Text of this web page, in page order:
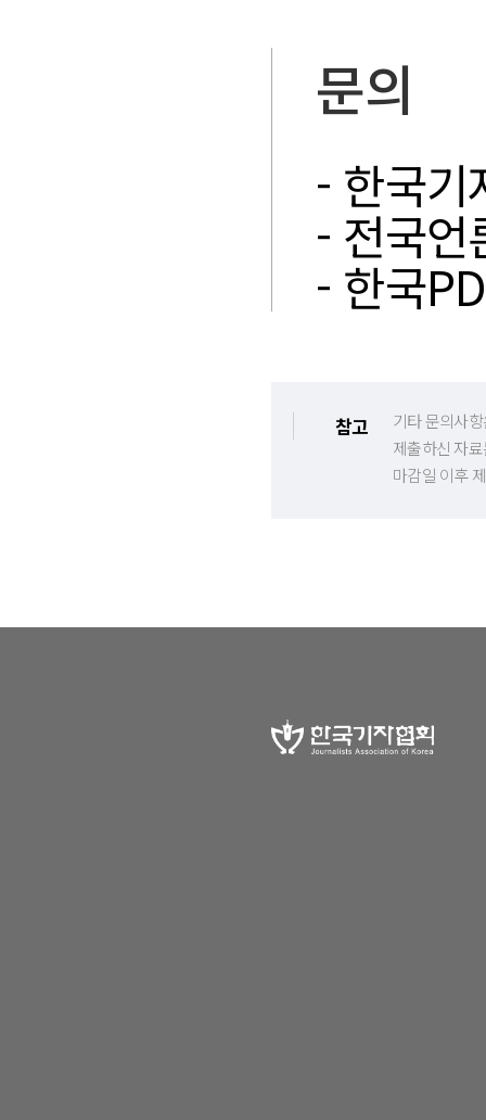
문의
- 한국
- 전국
- 한국
참고
기타 문의사
제출하신 자
마감일 이후